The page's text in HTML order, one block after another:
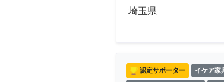
埼玉県
認定サポーター イケア家